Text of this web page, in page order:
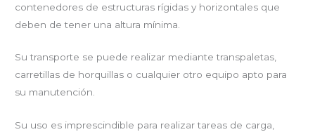
contenedores de estructuras rígidas y horizontales que
deben de tener una altura mínima.
Su transporte se puede realizar mediante transpaletas,
carretillas de horquillas o cualquier otro equipo apto para
su manutención.
Su uso es imprescindible para realizar tareas de carga,